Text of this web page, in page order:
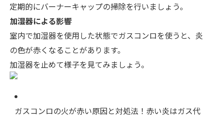
定期的にバーナーキャップの掃除を行いましょう。
加湿器による影響
室内で加湿器を使用した状態でガスコンロを使うと、炎
の色が赤くなることがあります。
加湿器を止めて様子を見てみましょう。
ガスコンロの火が赤い原因と対処法！赤い炎はガス代